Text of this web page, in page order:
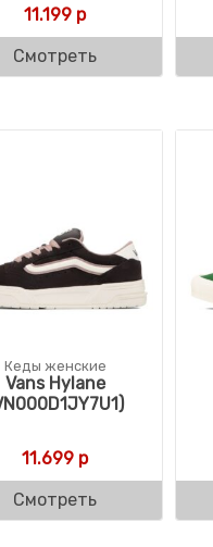
11.199 р
Смотреть
Кеды женские
Vans Hylane
11.699 р
Смотреть